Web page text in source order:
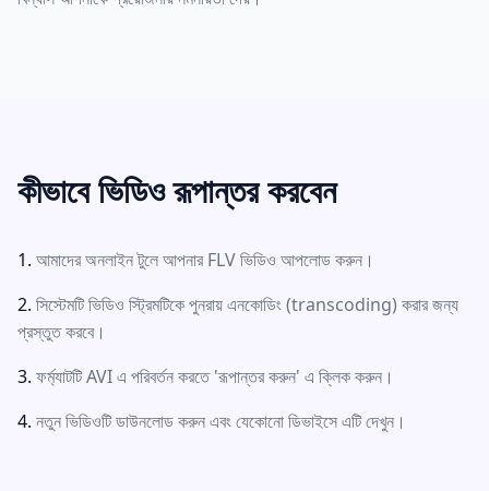
কীভাবে ভিডিও রূপান্তর করবেন
আমাদের অনলাইন টুলে আপনার FLV ভিডিও আপলোড করুন।
সিস্টেমটি ভিডিও স্ট্রিমটিকে পুনরায় এনকোডিং (transcoding) করার জন্য
প্রস্তুত করবে।
ফর্ম্যাটটি AVI এ পরিবর্তন করতে 'রূপান্তর করুন' এ ক্লিক করুন।
নতুন ভিডিওটি ডাউনলোড করুন এবং যেকোনো ডিভাইসে এটি দেখুন।